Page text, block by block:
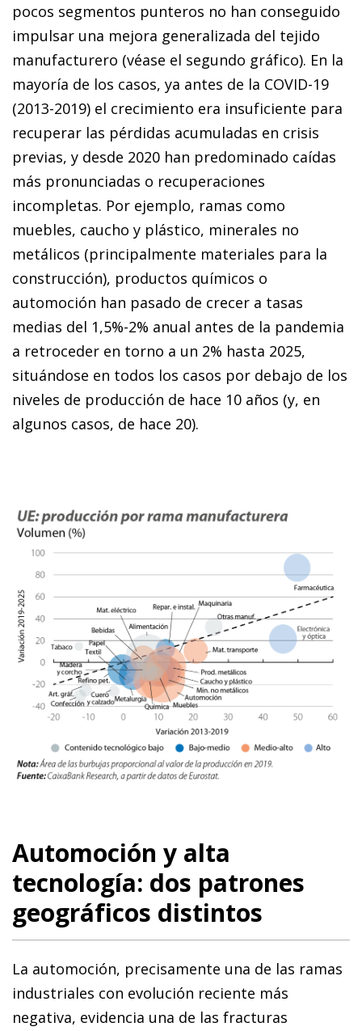
pocos segmentos punteros no han conseguido
impulsar una mejora generalizada del tejido
manufacturero (véase el segundo gráfico). En la
mayoría de los casos, ya antes de la COVID-19
(2013-2019) el crecimiento era insuficiente para
recuperar las pérdidas acumuladas en crisis
previas, y desde 2020 han predominado caídas
más pronunciadas o recuperaciones
incompletas. Por ejemplo, ramas como
muebles, caucho y plástico, minerales no
metálicos (principalmente materiales para la
construcción), productos químicos o
automoción han pasado de crecer a tasas
medias del 1,5%-2% anual antes de la pandemia
a retroceder en torno a un 2% hasta 2025,
situándose en todos los casos por debajo de los
niveles de producción de hace 10 años (y, en
algunos casos, de hace 20).
Automoción y alta
tecnología: dos patrones
geográficos distintos
La automoción, precisamente una de las ramas
industriales con evolución reciente más
negativa, evidencia una de las fracturas